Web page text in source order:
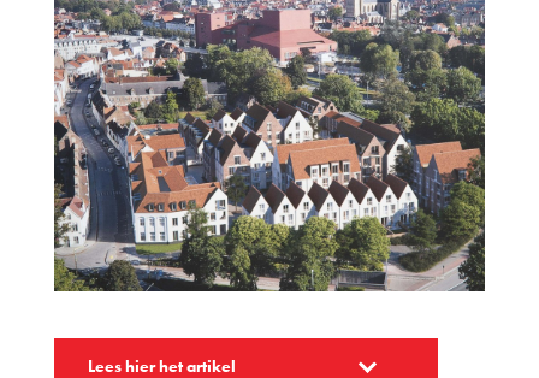
Lees hier het artikel